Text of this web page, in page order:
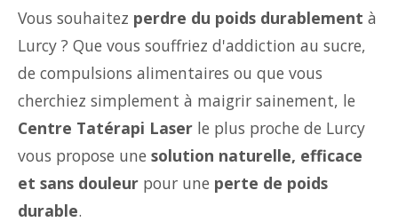
Vous souhaitez perdre du poids durablement à
Lurcy ? Que vous souffriez d'addiction au sucre,
de compulsions alimentaires ou que vous
cherchiez simplement à maigrir sainement, le
Centre Tatérapi Laser le plus proche de Lurcy
vous propose une solution naturelle, efficace
et sans douleur pour une perte de poids
durable.